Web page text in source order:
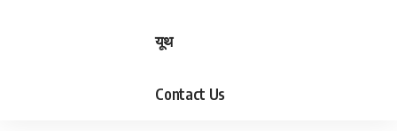
यूथ
Contact Us